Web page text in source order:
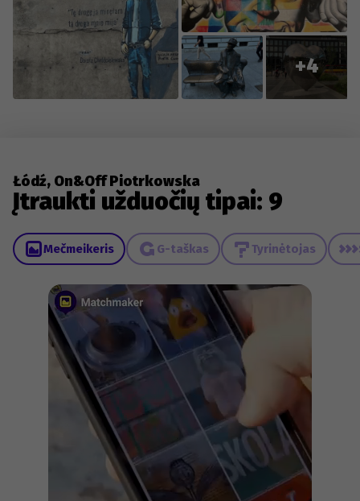
+4
Łódź, On&Off Piotrkowska
Įtraukti užduočių tipai: 9
Mečmeikeris G-taškas Tyrinėtojas